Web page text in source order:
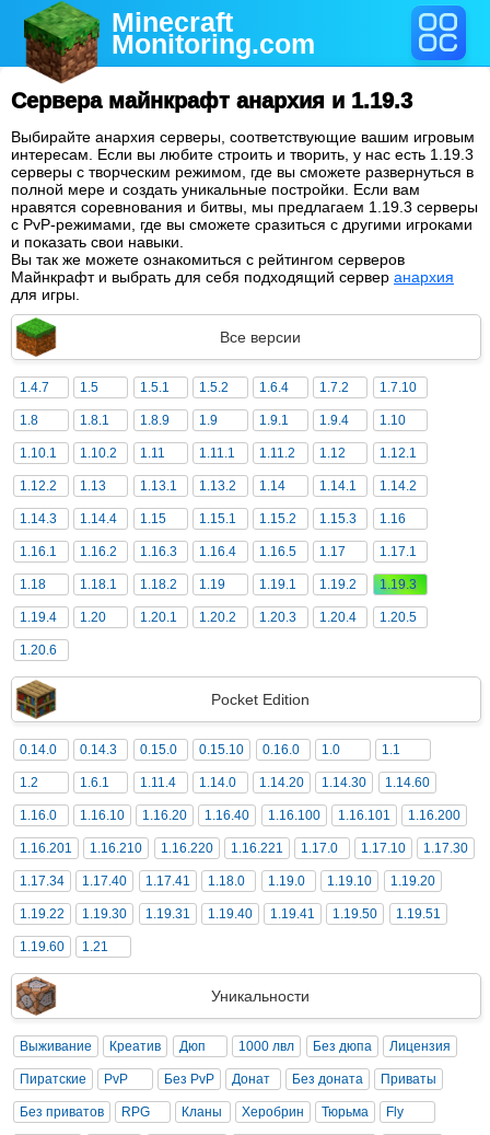
Minecraft
Monitoring.com
Сервера майнкрафт анархия и 1.19.3
Выбирайте анархия серверы, соответствующие вашим игровым
интересам. Если вы любите строить и творить, у нас есть 1.19.3
серверы с творческим режимом, где вы сможете развернуться в
полной мере и создать уникальные постройки. Если вам
нравятся соревнования и битвы, мы предлагаем 1.19.3 серверы
с PvP-режимами, где вы сможете сразиться с другими игроками
и показать свои навыки.
Вы так же можете ознакомиться с рейтингом серверов
Майнкрафт и выбрать для себя подходящий сервер анархия
для игры.
Все версии
1.4.7 1.5 1.5.1 1.5.2 1.6.4 1.7.2 1.7.10
1.8 1.8.1 1.8.9 1.9 1.9.1 1.9.4 1.10
1.10.1 1.10.2 1.11 1.11.1 1.11.2 1.12 1.12.1
1.12.2 1.13 1.13.1 1.13.2 1.14 1.14.1 1.14.2
1.14.3 1.14.4 1.15 1.15.1 1.15.2 1.15.3 1.16
1.16.1 1.16.2 1.16.3 1.16.4 1.16.5 1.17 1.17.1
1.18 1.18.1 1.18.2 1.19 1.19.1 1.19.2 1.19.3
1.19.4 1.20 1.20.1 1.20.2 1.20.3 1.20.4 1.20.5
1.20.6
Pocket Edition
0.14.0 0.14.3 0.15.0 0.15.10 0.16.0 1.0 1.1
1.2 1.6.1 1.11.4 1.14.0 1.14.20 1.14.30 1.14.60
1.16.0 1.16.10 1.16.20 1.16.40 1.16.100 1.16.101 1.16.200
1.16.201 1.16.210 1.16.220 1.16.221 1.17.0 1.17.10 1.17.30
1.17.34 1.17.40 1.17.41 1.18.0 1.19.0 1.19.10 1.19.20
1.19.22 1.19.30 1.19.31 1.19.40 1.19.41 1.19.50 1.19.51
1.19.60 1.21
Уникальности
Выживание Креатив Дюп 1000 лвл Без дюпа Лицензия
Пиратские PvP Без PvP Донат Без доната Приваты
Без приватов RPG Кланы Херобрин Тюрьма Fly